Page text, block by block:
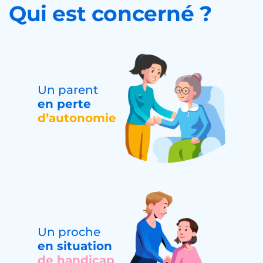
Qui est concerné ?
Un parent
en perte
d’autonomie
Un proche
en situation
de handicap